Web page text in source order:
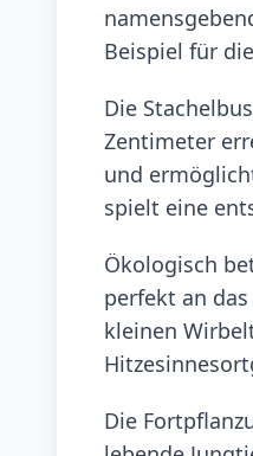
Beispiel für
Die
Zentimeter
und
spielt eine
Ökologisch
perfekt an
kleinen
Die